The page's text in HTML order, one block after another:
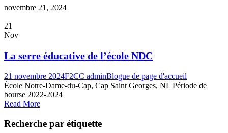
novembre 21, 2024
21
Nov
La serre éducative de l’école NDC
21 novembre 2024F2CC adminBlogue de page d'accueil
École Notre-Dame-du-Cap, Cap Saint Georges, NL Période de
bourse 2022-2024
Read More
Recherche par étiquette